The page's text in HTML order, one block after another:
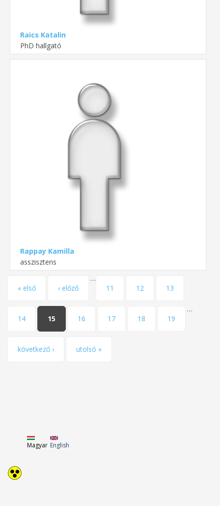
Raics Katalin
PhD hallgató
Rappay Kamilla
asszisztens
Oldalak
« első ‹ előző
…
11
12 13
14 15 16 17 18 19
…
következő › utolsó »
Magyar English